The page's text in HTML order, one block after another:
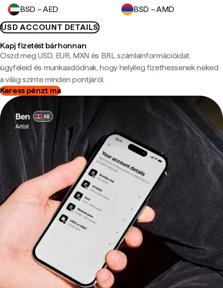
BSD – AED
BSD – AMD
USD ACCOUNT DETAILS
Kapj fizetést bárhonnan
Oszd meg USD, EUR, MXN és BRL számlainformációidat
ügyfeleid és munkaadódnak, hogy helyileg fizethessenek neked
a világ szinte minden pontjáról.
Keress pénzt ma